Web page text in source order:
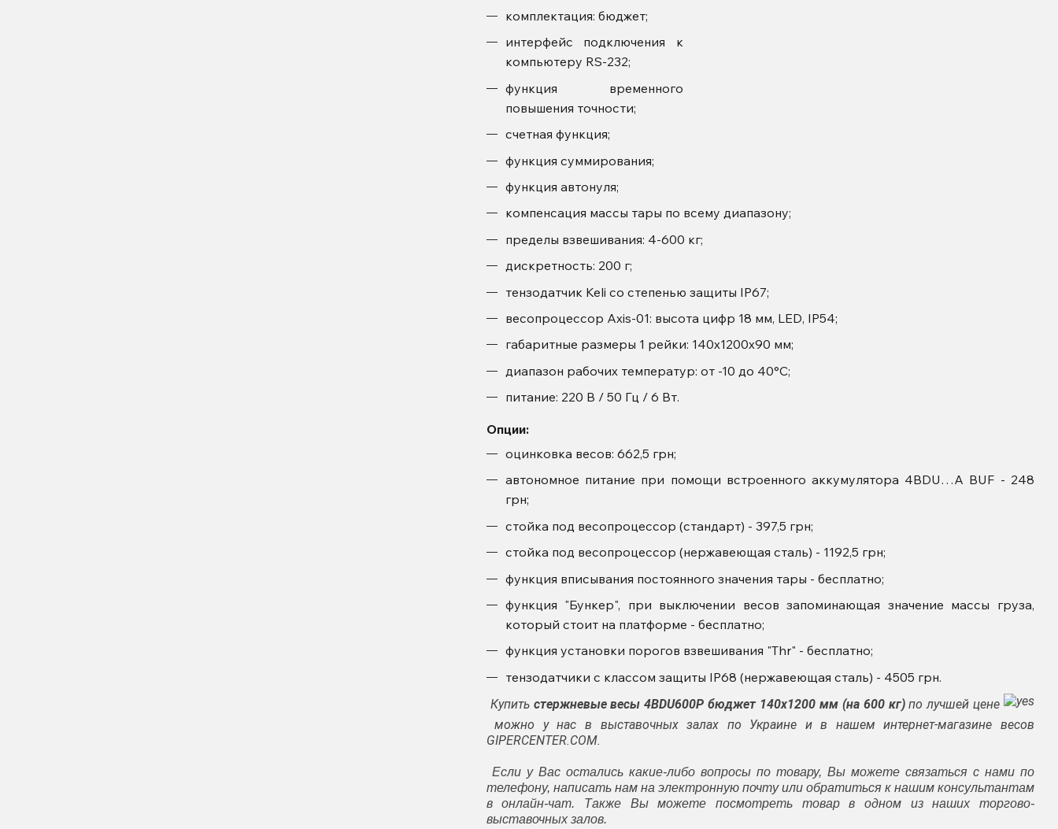
комплектация: бюджет;
интерфейс подключения к
компьютеру RS-232;
функция временного
повышения точности;
счетная функция;
функция суммирования;
функция автонуля;
компенсация массы тары по всему диапазону;
пределы взвешивания: 4-600 кг;
дискретность: 200 г;
тензодатчик Keli со степенью защиты IP67;
весопроцессор Axis-01: высота цифр 18 мм, LED, IP54;
габаритные размеры 1 рейки: 140х1200х90 мм;
диапазон рабочих температур: от -10 до 40°С;
питание: 220 В / 50 Гц / 6 Вт.
Опции:
оцинковка весов: 662,5 грн;
автономное питание при помощи встроенного аккумулятора 4BDU…A BUF - 248
грн;
стойка под весопроцессор (стандарт) - 397,5 грн;
стойка под весопроцессор (нержавеющая сталь) - 1192,5 грн;
функция вписывания постоянного значения тары - бесплатно;
функция "Бункер", при выключении весов запоминающая значение массы груза,
который стоит на платформе - бесплатно;
функция установки порогов взвешивания "Thr" - бесплатно;
тензодатчики с классом защиты IP68 (нержавеющая сталь) - 4505 грн.
Купить стержневые весы 4BDU600Р бюджет 140х1200 мм (на 600 кг)по лучшей цене
можно у нас в выставочных залах по Украине и в нашем интернет-магазине весов
GIPERCENTER.COM.
Если у Вас остались какие-либо вопросы по товару, Вы можете связаться с нами по
телефону, написать нам на электронную почту или обратиться к нашим консультантам
в онлайн-чат. Также Вы можете посмотреть товар в одном из наших торгово-
выставочных залов.